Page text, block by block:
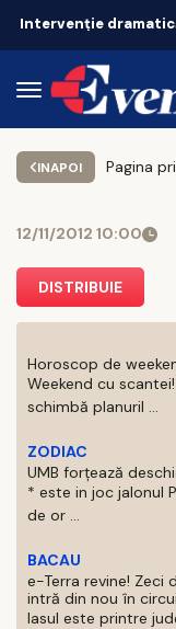
Intervenție
INAPOI Pagina
12/11/2012 10:00
DISTRIBUIE
Horoscop de
Weekend cu
schimbă planuril ...
ZODIAC
UMB forțează
* este in joc jalonul
de or ...
BACAU
e-Terra revine! Zeci
intră din nou în
Iasul este printre